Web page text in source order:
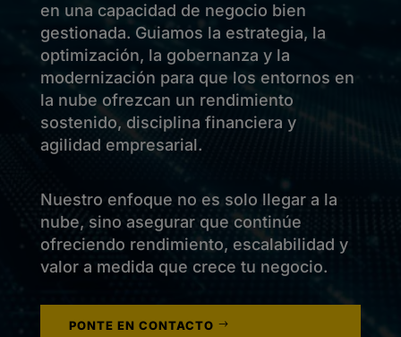
en una capacidad de negocio bien
gestionada. Guiamos la estrategia, la
optimización, la gobernanza y la
modernización para que los entornos en
la nube ofrezcan un rendimiento
sostenido, disciplina financiera y
agilidad empresarial.
Nuestro enfoque no es solo llegar a la
nube, sino asegurar que continúe
ofreciendo rendimiento, escalabilidad y
valor a medida que crece tu negocio.
PONTE EN CONTACTO